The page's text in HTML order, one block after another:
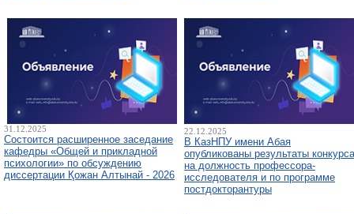
31.12.2025
Состоится расширенное заседание
кафедры «Общей и прикладной
психологии» по обсуждению
диссертации Қожан Алтынай - 2026
22.12.2025
В КазНПУ имени Абая
опубликованы результаты конкурса
на должность профессора-
исследователя и по программе
постдокторантуры